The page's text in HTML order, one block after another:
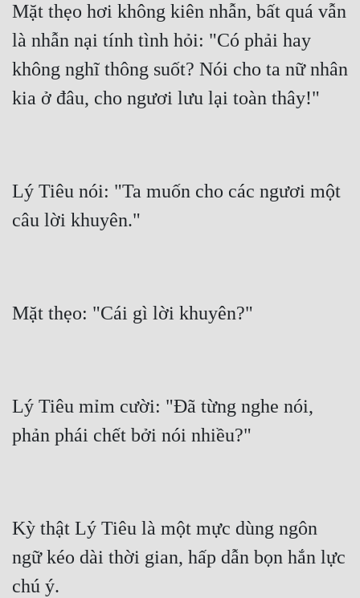
Mặt thẹo hơi không kiên nhẫn, bất quá vẫn
là nhẫn nại tính tình hỏi: "Có phải hay
không nghĩ thông suốt? Nói cho ta nữ nhân
kia ở đâu, cho ngươi lưu lại toàn thây!"
Lý Tiêu nói: "Ta muốn cho các ngươi một
câu lời khuyên."
Mặt thẹo: "Cái gì lời khuyên?"
Lý Tiêu mỉm cười: "Đã từng nghe nói,
phản phái chết bởi nói nhiều?"
Kỳ thật Lý Tiêu là một mực dùng ngôn
ngữ kéo dài thời gian, hấp dẫn bọn hắn lực
chú ý.